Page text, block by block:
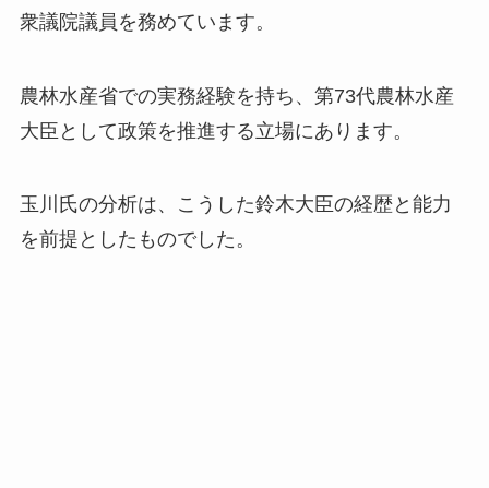
衆議院議員を務めています。
農林水産省での実務経験を持ち、第73代農林水産
大臣として政策を推進する立場にあります。
玉川氏の分析は、こうした鈴木大臣の経歴と能力
を前提としたものでした。